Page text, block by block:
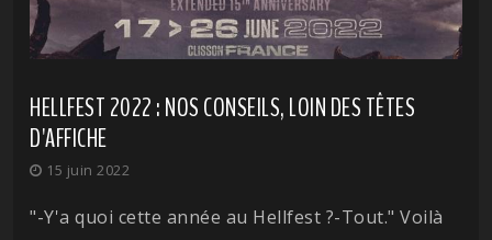
HELLFEST 2022 : NOS CONSEILS, LOIN DES TÊTES
D'AFFICHE
15 juin 2022
"-Y'a quoi cette année au Hellfest ?-Tout." Voilà